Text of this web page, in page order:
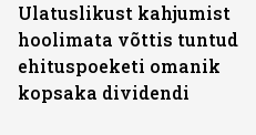
Ulatuslikust kahjumist
hoolimata võttis tuntud
ehituspoeketi omanik
kopsaka dividendi